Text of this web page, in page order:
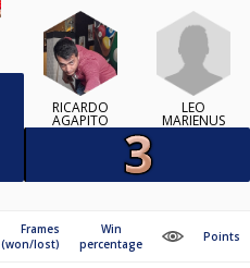
RICARDO
AGAPITO
LEO
MARIENUS
Frames
(won/lost)
Win
percentage
Points